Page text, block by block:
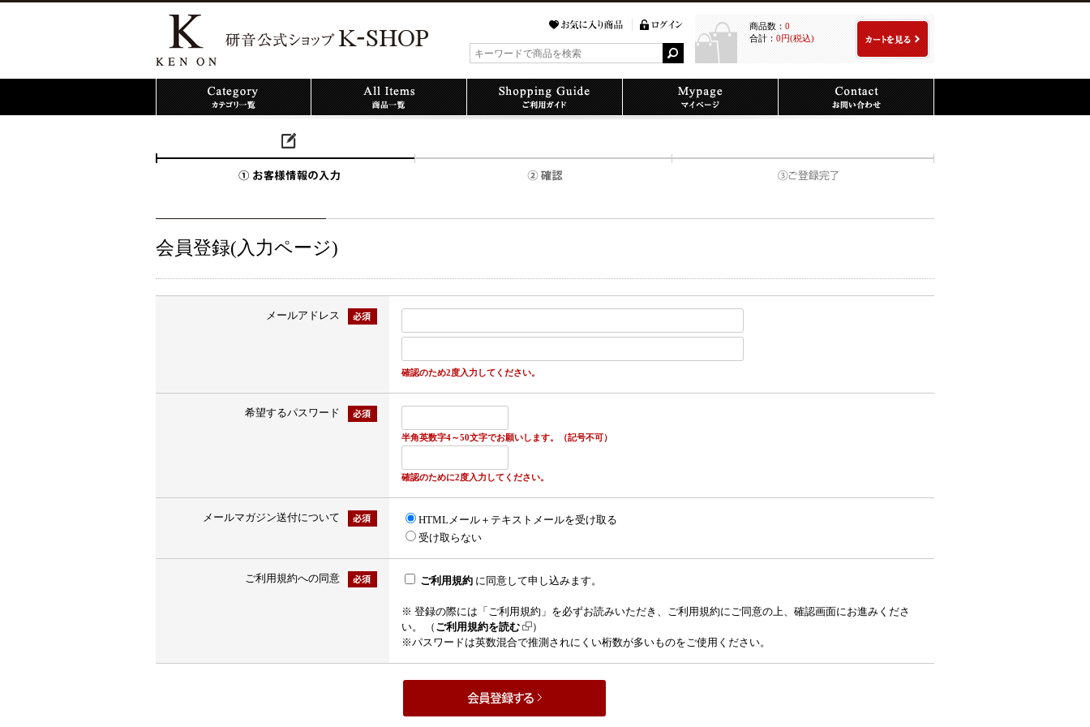
商品数： 0
合計： 0円(税込)
会員登録(入力ページ)
メールアドレス
確認のため2度入力してください。
希望するパスワード
半角英数字4～50文字でお願いします。（記号不可）
確認のために2度入力してください。
メールマガジン送付について
HTMLメール＋テキストメールを受け取る
受け取らない
ご利用規約への同意 ご利用規約 に同意して申し込みます。
※ 登録の際には「ご利用規約」を必ずお読みいただき、ご利用規約にご同意の上、確認画面にお進みくださ
い。 （ ご利用規約を読む
）
※パスワードは英数混合で推測されにくい桁数が多いものをご使用ください。